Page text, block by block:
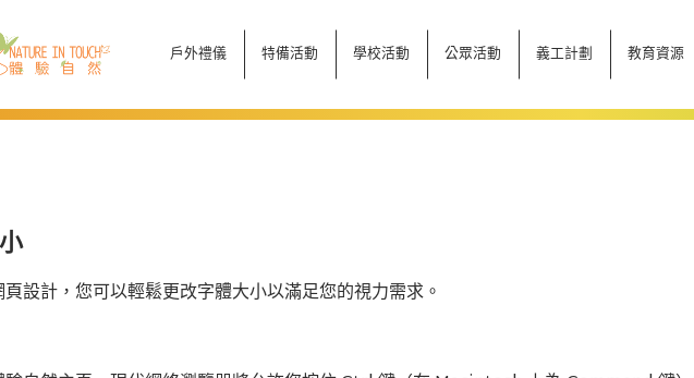
戶外禮儀 特備活動 學校活動 公眾活動 義工計劃 教育資源
設計，您可以輕鬆更改字體大小以滿足您的視力需求。